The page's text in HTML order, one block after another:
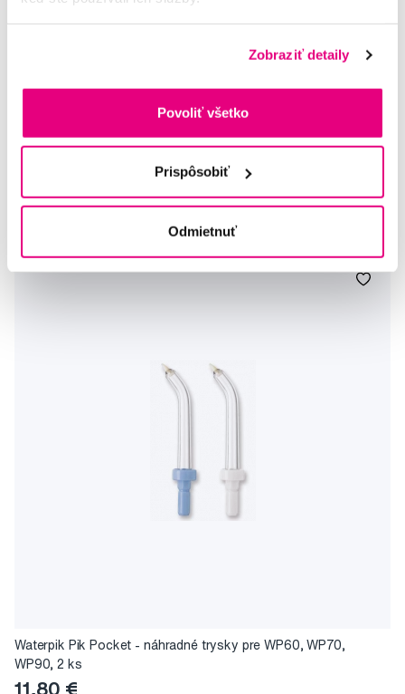
Zobraziť detaily
Povoliť všetko
Prispôsobiť
Odmietnuť
11,80 €
(8x)
Waterpik Pik Pocket - náhradné trysky pre WP60, WP70,
WP90, 2 ks
11,80 €